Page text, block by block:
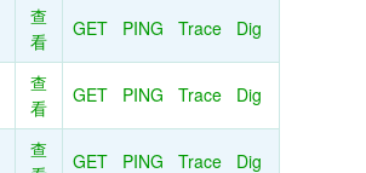
查
看
GET PING Trace Dig
查
看
GET PING Trace Dig
查
GET PING Trace Dig